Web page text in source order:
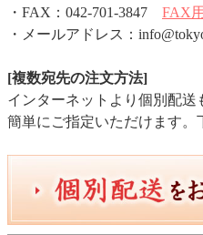
・FAX：042-701-3847 FAX
・メールアドレス：
[複数宛先の注文方法]
インターネットより個別配送
簡単にご指定いただけます。